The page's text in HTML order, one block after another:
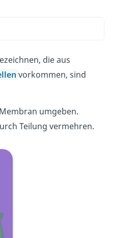
die aus
vorkommen, sind
umgeben.
Teilung vermehren.